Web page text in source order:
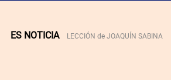
ES NOTICIA LECCIÓN de JOAQUÍN SABINA